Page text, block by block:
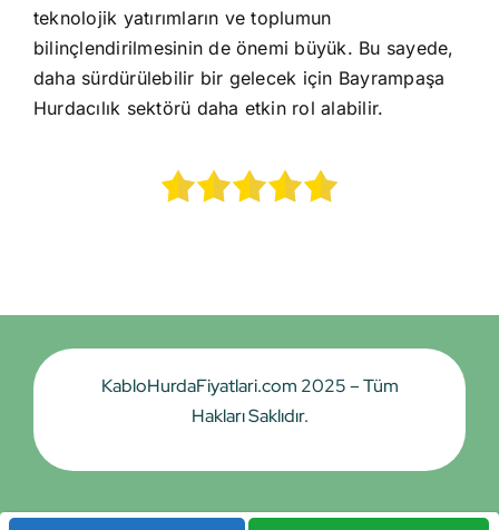
teknolojik yatırımların ve toplumun
bilinçlendirilmesinin de önemi büyük. Bu sayede,
daha sürdürülebilir bir gelecek için Bayrampaşa
Hurdacılık sektörü daha etkin rol alabilir.
KabloHurdaFiyatlari.com 2025 – Tüm
Hakları Saklıdır.